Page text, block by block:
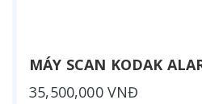
MÁY SCAN KODAK
35,500,000 VNĐ